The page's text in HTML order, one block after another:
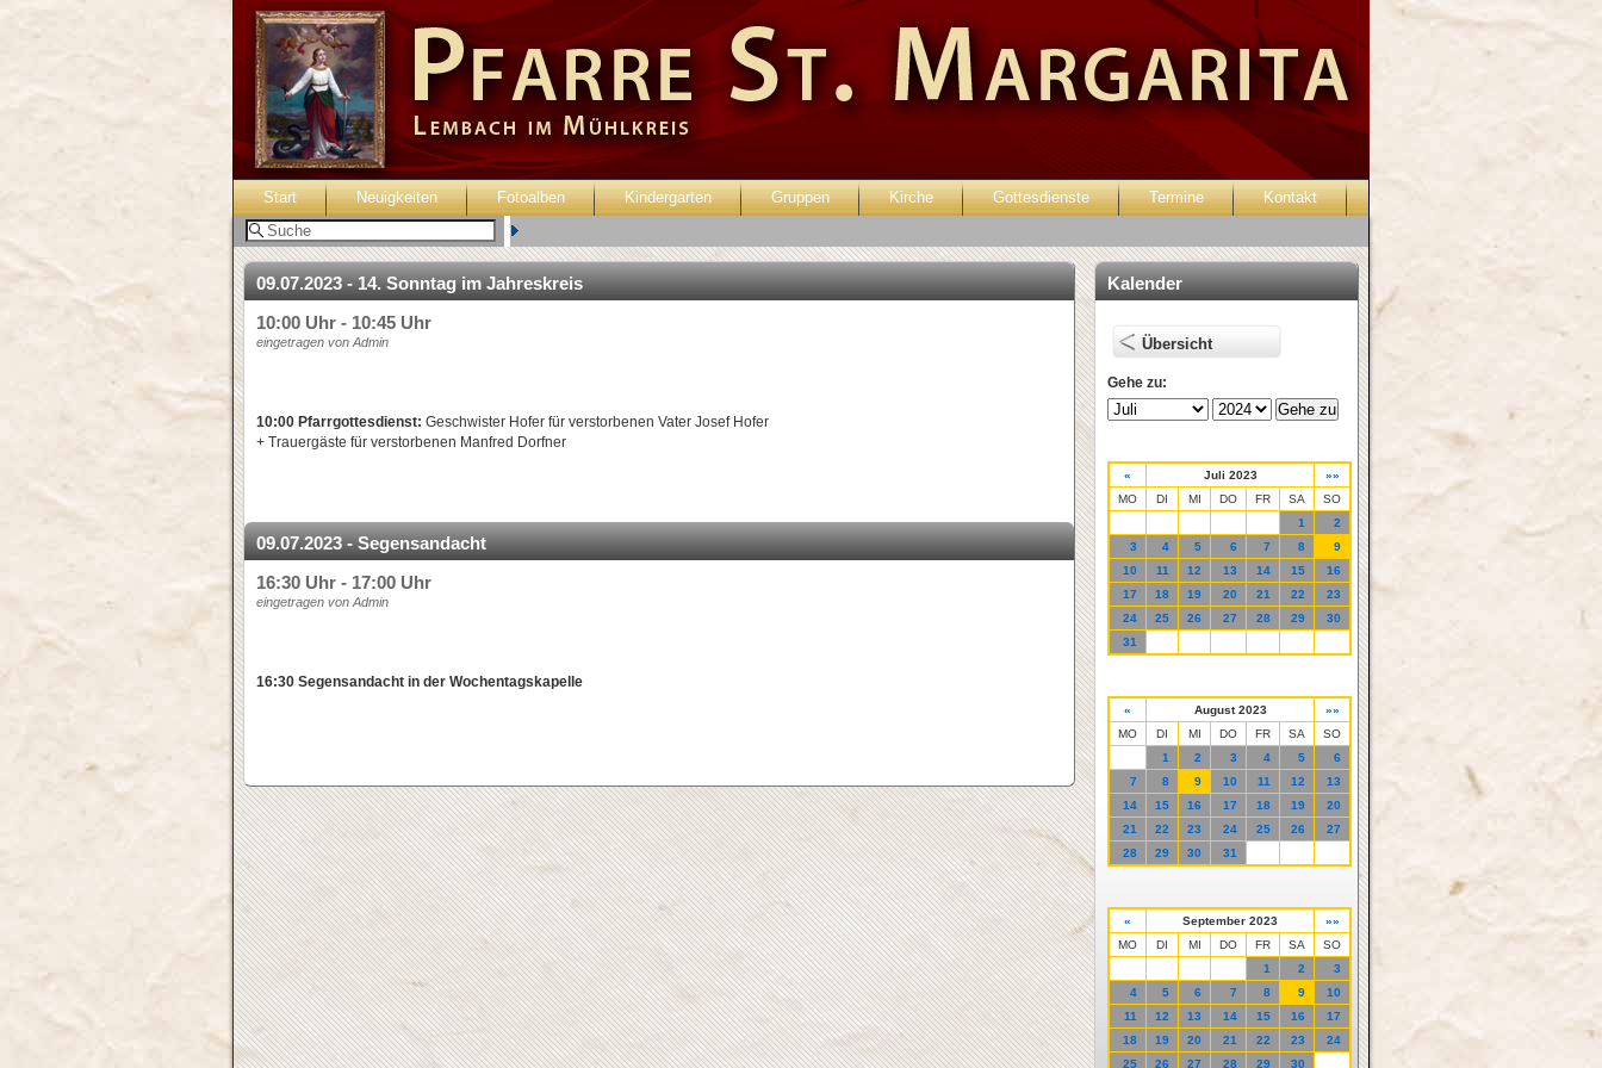
Start Neuigkeiten Fotoalben Kindergarten Gruppen Kirche Gottesdienste Termine Kontakt
09.07.2023 - 14. Sonntag im Jahreskreis
10:00 Uhr - 10:45 Uhr
eingetragen von Admin
10:00 Pfarrgottesdienst: Geschwister Hofer für verstorbenen Vater Josef Hofer
+ Trauergäste für verstorbenen Manfred Dorfner
09.07.2023 - Segensandacht
16:30 Uhr - 17:00 Uhr
eingetragen von Admin
16:30 Segensandacht in der Wochentagskapelle
Kalender
Übersicht
Gehe zu:
« Juli 2023
»»
MO
DI MI DO FR SA
SO
1
2
3
4 5 6 7 8
9
10
11 12 13 14 15
16
17
18 19 20 21 22
23
24
25 26 27 28 29
30
31
« August 2023
»»
MO
DI MI DO FR SA
SO
1
2 3 4 5
6
7
8 9 10 11 12
13
14
15 16 17 18 19
20
21
22 23 24 25 26
27
28
29 30 31
« September 2023
»»
MO
DI MI DO FR SA
SO
1
2
3
4
5 6 7 8 9
10
11
12 13 14 15 16
17
18
19 20 21 22 23
24
25
26 27 28 29 30